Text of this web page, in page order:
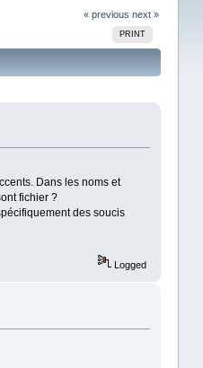
« previous next »
PRINT
Dans les noms et
fichier ?
des soucis
Logged